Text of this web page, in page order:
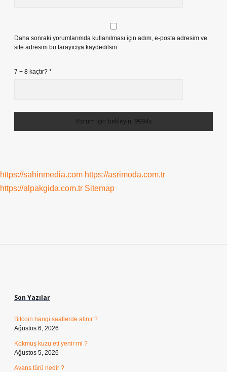
Daha sonraki yorumlarımda kullanılması için adım, e-posta adresim ve
site adresim bu tarayıcıya kaydedilsin.
7 + 8 kaçtır? *
https://sahinmedia.com https://asrimoda.com.tr
https://alpakgida.com.tr Sitemap
Son Yazılar
Bitcoin hangi saatlerde alınır ?
Ağustos 6, 2026
Kokmuş kuzu eti yenir mi ?
Ağustos 5, 2026
Avans türü nedir ?